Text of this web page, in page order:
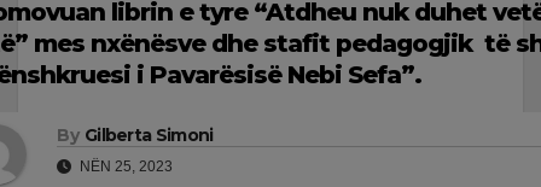
librin e tyre “Atdheu nuk duhet
mes nxënësve dhe stafit pedagogjik të
i Pavarësisë Nebi Sefa”.
By Gilberta Simoni
NËN 25, 2023